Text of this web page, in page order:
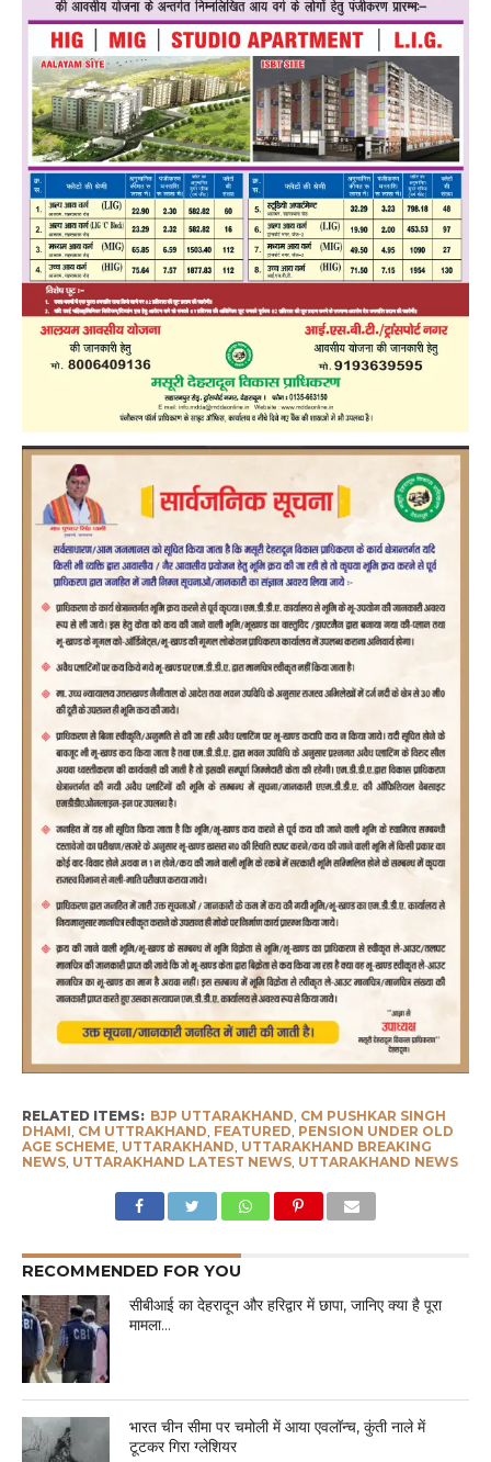
RELATED ITEMS: BJP UTTARAKHAND, CM PUSHKAR SINGH
DHAMI, CM UTTRAKHAND, FEATURED, PENSION UNDER OLD
AGE SCHEME, UTTARAKHAND, UTTARAKHAND BREAKING
NEWS, UTTARAKHAND LATEST NEWS, UTTARAKHAND NEWS
RECOMMENDED FOR YOU
सीबीआई का देहरादून और हरिद्वार में छापा, जानिए क्या है पूरा
मामला…
भारत चीन सीमा पर चमोली में आया एवलॉन्च, कुंती नाले में
टूटकर गिरा ग्लेशियर